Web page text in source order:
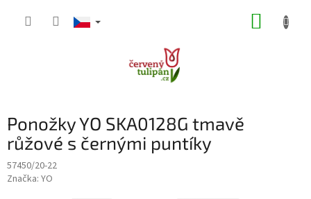
Ponožky YO SKA0128G tmavě
růžové s černými puntíky
57450/20-22
Značka: YO